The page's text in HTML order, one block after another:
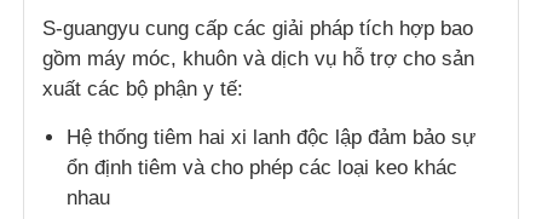
Kiểm soát chất lượng
Liên hệ chúng tôi
Tin tức
S-guangyu cung cấp các giải pháp tích hợp bao
gồm máy móc, khuôn và dịch vụ hỗ trợ cho sản
xuất các bộ phận y tế:
Hệ thống tiêm hai xi lanh độc lập đảm bảo sự
ổn định tiêm và cho phép các loại keo khác
nhau